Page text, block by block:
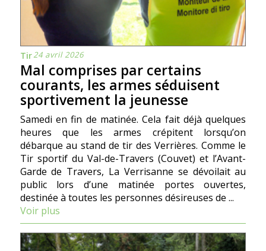
Tir24 avril 2026
Mal comprises par certains
courants, les armes séduisent
sportivement la jeunesse
Samedi en fin de matinée. Cela fait déjà quelques
heures que les armes crépitent lorsqu’on
débarque au stand de tir des Verrières. Comme le
Tir sportif du Val-de-Travers (Couvet) et l’Avant-
Garde de Travers, La Verrisanne se dévoilait au
public lors d’une matinée portes ouvertes,
destinée à toutes les personnes désireuses de ...
Voir plus